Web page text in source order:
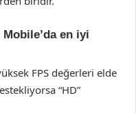
en iyi
FPS değerleri elde
“HD”